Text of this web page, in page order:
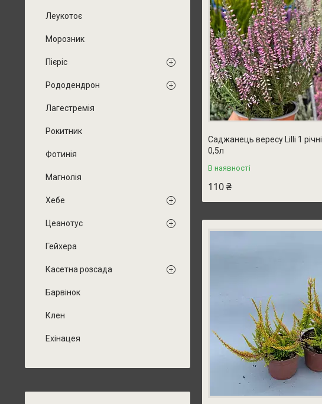
Саджанець вересу Lilli 1
0,5л
В наявності
110 ₴
Леукотоє
Морозник
Пієріс
Рододендрон
Лагестремія
Рокитник
Фотинія
Магнолія
Хебе
Цеанотус
Гейхера
Касетна розсада
Барвінок
Клен
Ехінацея